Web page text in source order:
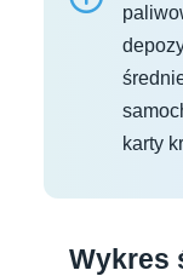
karty
Wykres